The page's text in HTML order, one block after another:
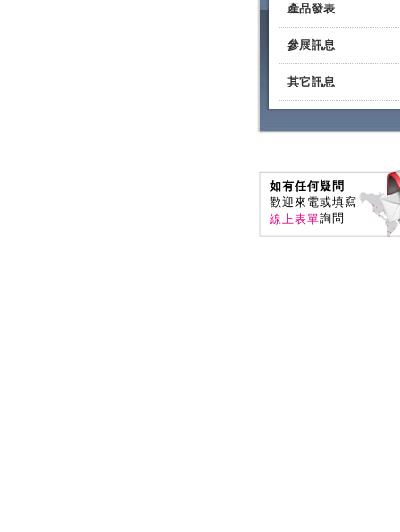
產品發表
參展訊息
其它訊息
如有任何疑問
歡迎來電或填寫
線上表單詢問